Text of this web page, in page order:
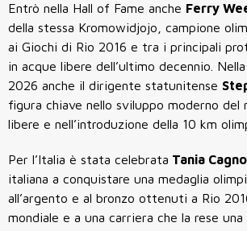
Entrò nella Hall of Fame anche Ferry
della stessa Kromowidjojo, campione
ai Giochi di Rio 2016 e tra i principali
in acque libere dell’ultimo decennio.
2026 anche il dirigente statunitense
figura chiave nello sviluppo moderno del
libere e nell’introduzione della 10 km
Per l’Italia è stata celebrata Tania
italiana a conquistare una medaglia
all’argento e al bronzo ottenuti a Rio
mondiale e a una carriera che la rese